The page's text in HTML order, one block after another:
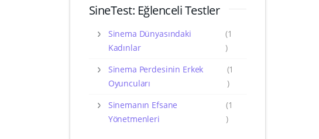
SineTest: Eğlenceli Testler
Sinema Dünyasındaki
Kadınlar
(1
)
Sinema Perdesinin Erkek
Oyuncuları
(1
)
Sinemanın Efsane
Yönetmenleri
(1
)